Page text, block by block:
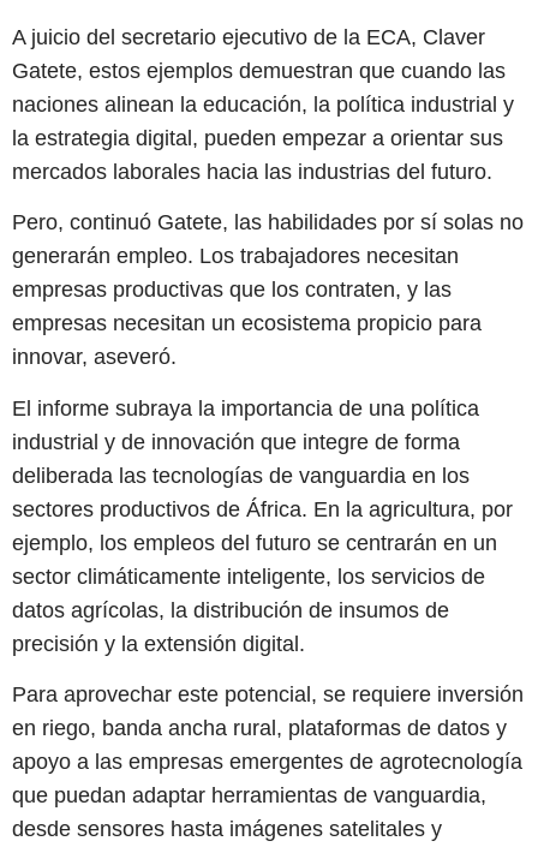
A juicio del secretario ejecutivo de la ECA, Claver
Gatete, estos ejemplos demuestran que cuando las
naciones alinean la educación, la política industrial y
la estrategia digital, pueden empezar a orientar sus
mercados laborales hacia las industrias del futuro.
Pero, continuó Gatete, las habilidades por sí solas no
generarán empleo. Los trabajadores necesitan
empresas productivas que los contraten, y las
empresas necesitan un ecosistema propicio para
innovar, aseveró.
El informe subraya la importancia de una política
industrial y de innovación que integre de forma
deliberada las tecnologías de vanguardia en los
sectores productivos de África. En la agricultura, por
ejemplo, los empleos del futuro se centrarán en un
sector climáticamente inteligente, los servicios de
datos agrícolas, la distribución de insumos de
precisión y la extensión digital.
Para aprovechar este potencial, se requiere inversión
en riego, banda ancha rural, plataformas de datos y
apoyo a las empresas emergentes de agrotecnología
que puedan adaptar herramientas de vanguardia,
desde sensores hasta imágenes satelitales y